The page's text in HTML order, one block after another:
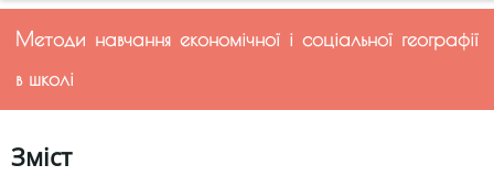
Методи навчання економічної і соціальної географії
в школі
Зміст